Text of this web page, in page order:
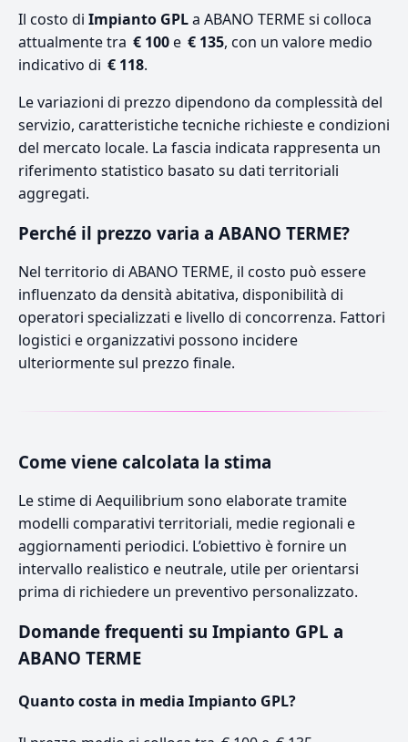
Il costo di Impianto GPLa ABANO TERME si colloca
attualmente tra € 100e € 135, con un valore medio
indicativo di € 118.
Le variazioni di prezzo dipendono da complessità del
servizio, caratteristiche tecniche richieste e condizioni
del mercato locale. La fascia indicata rappresenta un
riferimento statistico basato su dati territoriali
aggregati.
Perché il prezzo varia a ABANO TERME?
Nel territorio di ABANO TERME, il costo può essere
influenzato da densità abitativa, disponibilità di
operatori specializzati e livello di concorrenza. Fattori
logistici e organizzativi possono incidere
ulteriormente sul prezzo finale.
Come viene calcolata la stima
Le stime di Aequilibrium sono elaborate tramite
modelli comparativi territoriali, medie regionali e
aggiornamenti periodici. L’obiettivo è fornire un
intervallo realistico e neutrale, utile per orientarsi
prima di richiedere un preventivo personalizzato.
Domande frequenti su Impianto GPL a
ABANO TERME
Quanto costa in media Impianto GPL?